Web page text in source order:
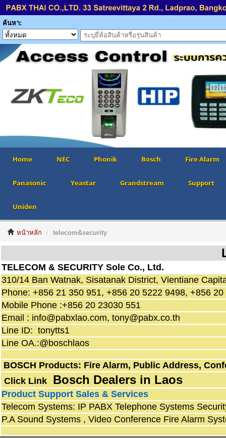
ค้นหา:
Home NEC Phonik Bosch Fire Alarm
Panasonic Yeastar Grandstream Support
Uniden
หน้าหลัก telecom&security
TELECOM & SECURITY Sole Co., Ltd.
310/14 Ban Watnak, Sisatanak District, Vientiane
Phone: +856 21 350 951, +856 20 5222 9498, +856
Mobile Phone :+856 20 23030 551
Email : info@pabxlao.com, tony@pabx.co.th
Line ID: tonytts1
Line OA.:@boschlaos
BOSCH Products: Fire Alarm, Public Address,
Click Link
Bosch Dealers in Laos
Product Support Sales & Services
Telecom Systems: IP PABX Telephone Systems
P.A Sound Systems , Video Conference Fire Alarm